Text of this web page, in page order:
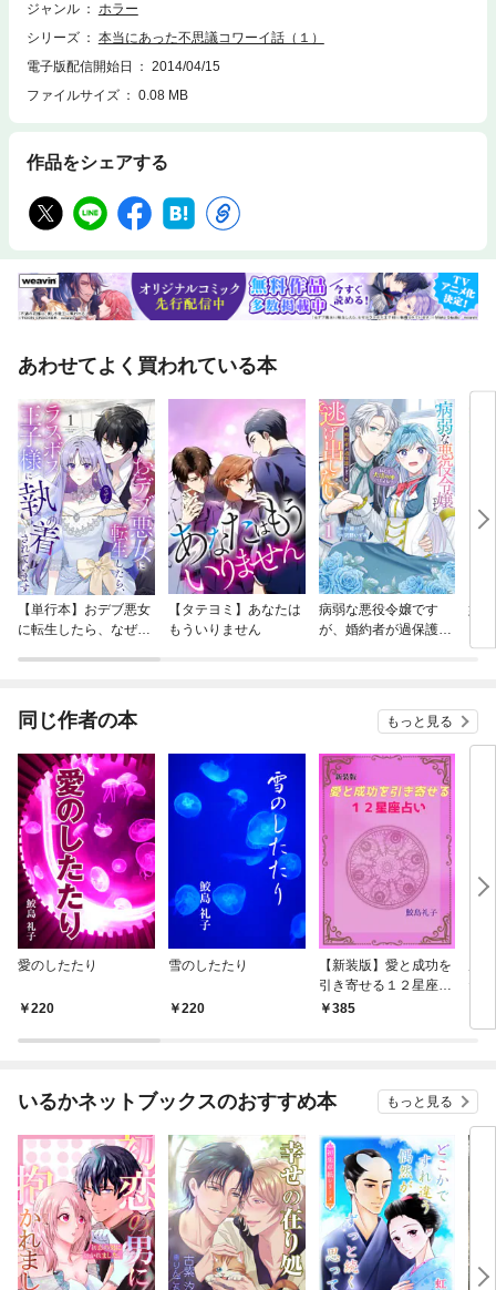
ジャンル
ホラー
シリーズ
本当にあった不思議コワーイ話（１）
電子版配信開始日
2014/04/15
ファイルサイズ
0.08 MB
作品をシェアする
あわせてよく買われている本
【単行本】おデブ悪女
に転生したら、なぜか
【タテヨミ】あなたは
もういりません
病弱な悪役令嬢です
が、婚約者が過保護す
妹
同じ作者の本 もっと見る
愛のしたたり
220
雪のしたたり
220
【新装版】愛と成功を
引き寄せる１２星座占
い385
た。
いるかネットブックスのおすすめ本 もっと見る